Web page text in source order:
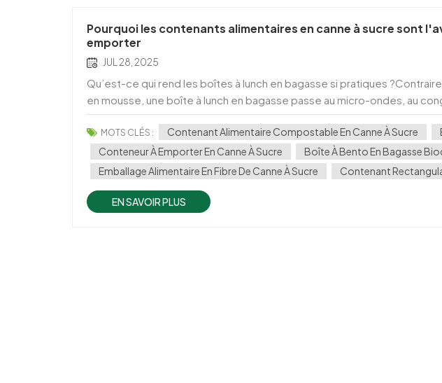
Pourquoi les contenants alimentaires en canne à sucre sont
emporter
JUL 28, 2025
Qu’est-ce qui rend les boîtes à lunch en bagasse si pratiques
en mousse, une boîte à lunch en bagasse passe au micro-ondes, au
résistante aux graisses. Ces caractéristiques la rendent idéale pour les
MOTS CLÉS : Contenant Alimentaire Compostable En Canne À Sucre
Conteneur À Emporter En Canne À Sucre
Boîte À Bento En Bagasse
Emballage Alimentaire En Fibre De Canne À Sucre
Contenant
EN SAVOIR PLUS